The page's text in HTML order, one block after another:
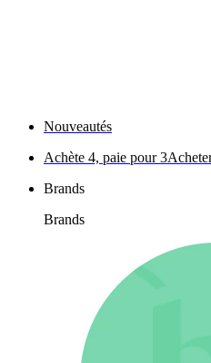
Nouveautés
Achète 4, paie pour 3
Brands
Brands